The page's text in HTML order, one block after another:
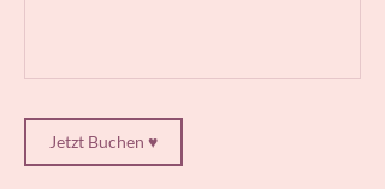
Jetzt Buchen ♥